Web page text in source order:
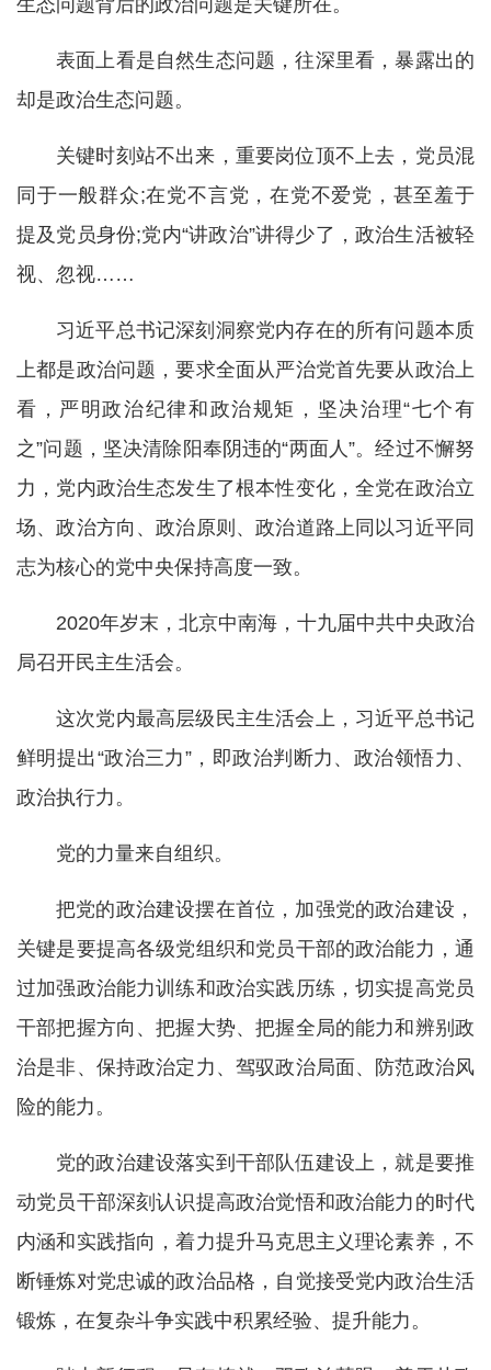
生态问题背后的政治问题是关键所在。
表面上看是自然生态问题，往深里看，暴露出的
却是政治生态问题。
关键时刻站不出来，重要岗位顶不上去，党员混
同于一般群众;在党不言党，在党不爱党，甚至羞于
提及党员身份;党内“讲政治”讲得少了，政治生活被轻
视、忽视……
习近平总书记深刻洞察党内存在的所有问题本质
上都是政治问题，要求全面从严治党首先要从政治上
看，严明政治纪律和政治规矩，坚决治理“七个有
之”问题，坚决清除阳奉阴违的“两面人”。经过不懈努
力，党内政治生态发生了根本性变化，全党在政治立
场、政治方向、政治原则、政治道路上同以习近平同
志为核心的党中央保持高度一致。
2020年岁末，北京中南海，十九届中共中央政治
局召开民主生活会。
这次党内最高层级民主生活会上，习近平总书记
鲜明提出“政治三力”，即政治判断力、政治领悟力、
政治执行力。
党的力量来自组织。
把党的政治建设摆在首位，加强党的政治建设，
关键是要提高各级党组织和党员干部的政治能力，通
过加强政治能力训练和政治实践历练，切实提高党员
干部把握方向、把握大势、把握全局的能力和辨别政
治是非、保持政治定力、驾驭政治局面、防范政治风
险的能力。
党的政治建设落实到干部队伍建设上，就是要推
动党员干部深刻认识提高政治觉悟和政治能力的时代
内涵和实践指向，着力提升马克思主义理论素养，不
断锤炼对党忠诚的政治品格，自觉接受党内政治生活
锻炼，在复杂斗争实践中积累经验、提升能力。